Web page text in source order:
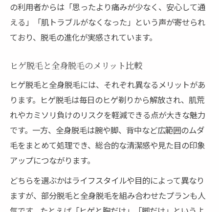
の利用者からは「思ったより痛みが少なく、安心して通
える」「肌トラブルがなくなった」という声が寄せられ
ており、脱毛の進化が実感されています。
ヒゲ脱毛と全身脱毛のメリット比較
ヒゲ脱毛と全身脱毛には、それぞれ異なるメリットがあ
ります。ヒゲ脱毛は毎日のヒゲ剃りから解放され、肌荒
れやカミソリ負けのリスクを軽減できる点が大きな魅力
です。一方、全身脱毛は腕や脚、背中など広範囲のムダ
毛をまとめて処理でき、総合的な清潔感や見た目の印象
アップにつながります。
どちらを選ぶかはライフスタイルや目的によって異なり
ますが、部分脱毛と全身脱毛を組み合わせたプランも人